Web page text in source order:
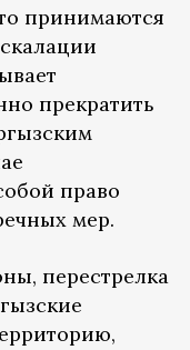
принимаются
прекратить
право
мер.
перестрелка